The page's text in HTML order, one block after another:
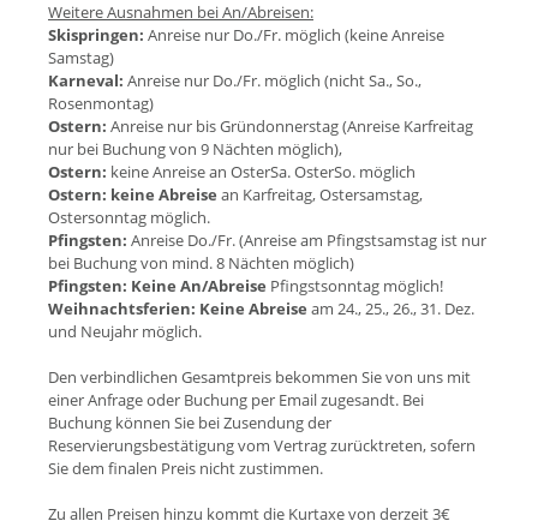
Weitere Ausnahmen bei An/Abreisen:
Skispringen: Anreise nur Do./Fr. möglich (keine Anreise
Samstag)
Karneval: Anreise nur Do./Fr. möglich (nicht Sa., So.,
Rosenmontag)
Ostern: Anreise nur bis Gründonnerstag (Anreise Karfreitag
nur bei Buchung von 9 Nächten möglich),
Ostern: keine Anreise an OsterSa. OsterSo. möglich
Ostern: keine Abreise an Karfreitag, Ostersamstag,
Ostersonntag möglich.
Pfingsten: Anreise Do./Fr. (Anreise am Pfingstsamstag ist nur
bei Buchung von mind. 8 Nächten möglich)
Pfingsten: Keine An/Abreise Pfingstsonntag möglich!
Weihnachtsferien: Keine Abreise am 24., 25., 26., 31. Dez.
und Neujahr möglich.
Den verbindlichen Gesamtpreis bekommen Sie von uns mit
einer Anfrage oder Buchung per Email zugesandt. Bei
Buchung können Sie bei Zusendung der
Reservierungsbestätigung vom Vertrag zurücktreten, sofern
Sie dem finalen Preis nicht zustimmen.
Zu allen Preisen hinzu kommt die Kurtaxe von derzeit 3€